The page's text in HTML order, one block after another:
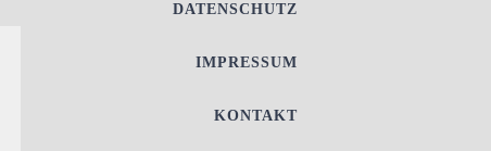
DATENSCHUTZ
IMPRESSUM
KONTAKT